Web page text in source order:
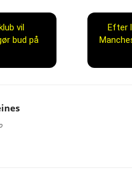
vil
bud på
Efter